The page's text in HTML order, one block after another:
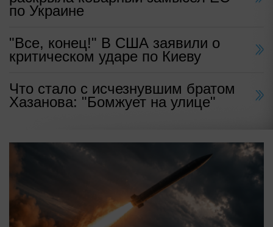
по Украине
"Все, конец!" В США заявили о
критическом ударе по Киеву
Что стало с исчезнувшим братом
Хазанова: "Бомжует на улице"